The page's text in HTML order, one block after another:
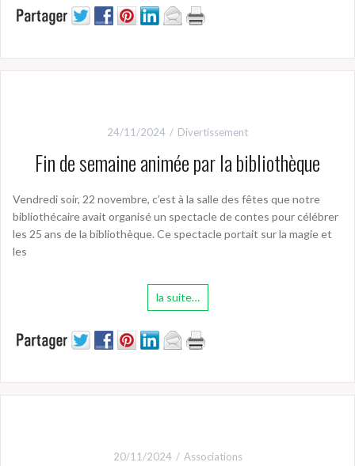
24/11/2024 Divertissement
Fin de semaine animée par la bibliothèque
Vendredi soir, 22 novembre, c’est à la salle des fêtes que notre
bibliothécaire avait organisé un spectacle de contes pour célébrer
les 25 ans de la bibliothèque. Ce spectacle portait sur la magie et
les
la suite…
20/11/2024 Associations